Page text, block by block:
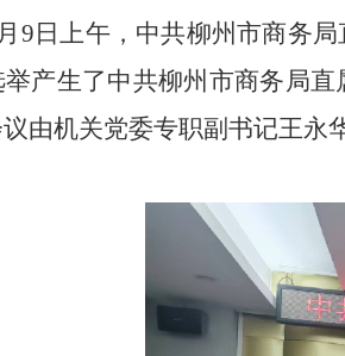
月 9 日上午，中共柳州市商务
举产生了中共柳州市商务局直
由机关党委专职副书记王永